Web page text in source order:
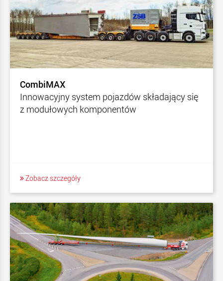
CombiMAX
Innowacyjny system pojazdów składający się
z modułowych komponentów
Zobacz szczegóły